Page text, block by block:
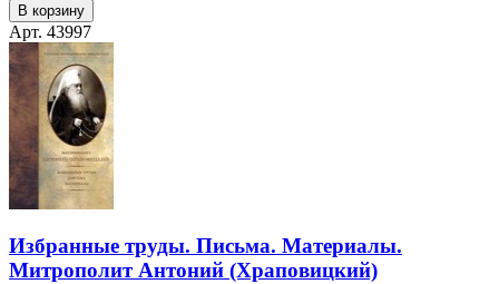
В корзину
Арт. 43997
Избранные труды. Письма. Материалы.
Митрополит Антоний (Храповицкий)